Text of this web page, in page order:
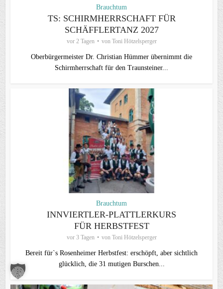
Brauchtum
TS: SCHIRMHERRSCHAFT FÜR
SCHÄFFLERTANZ 2027
vor 2 Tagen von Toni Hötzelsperger
Oberbürgermeister Dr. Christian Hümmer übernimmt die
Schirmherrschaft für den Traunsteiner...
Brauchtum
INNVIERTLER-PLATTLERKURS
FÜR HERBSTFEST
vor 3 Tagen von Toni Hötzelsperger
Bereit für`s Rosenheimer Herbstfest: erschöpft, aber sichtlich
glücklich, die 31 mutigen Burschen...